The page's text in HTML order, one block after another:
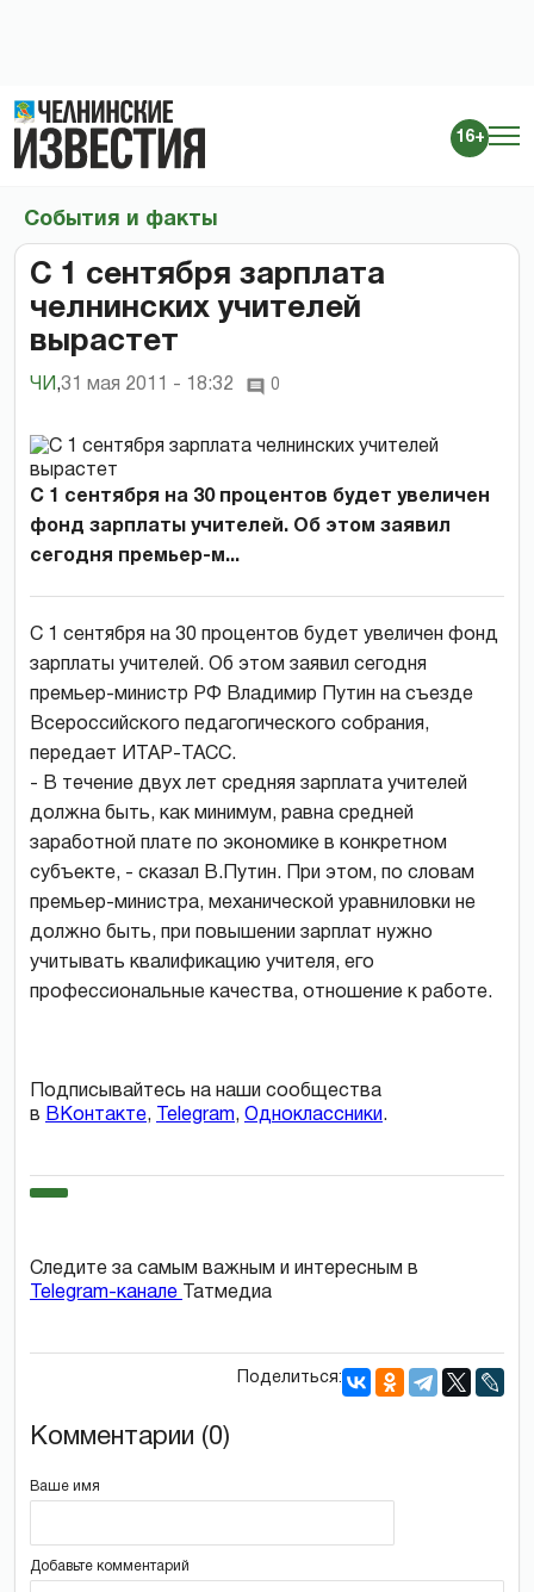
16+
События и факты
С 1 сентября зарплата
челнинских учителей
вырастет
ЧИ ,31 мая 2011 - 18:32 0
С 1 сентября на 30 процентов будет увеличен
фонд зарплаты учителей. Об этом заявил
сегодня премьер-м...
С 1 сентября на 30 процентов будет увеличен фонд
зарплаты учителей. Об этом заявил сегодня
премьер-министр РФ Владимир Путин на съезде
Всероссийского педагогического собрания,
передает ИТАР-ТАСС.
- В течение двух лет средняя зарплата учителей
должна быть, как минимум, равна средней
заработной плате по экономике в конкретном
субъекте, - сказал В.Путин. При этом, по словам
премьер-министра, механической уравниловки не
должно быть, при повышении зарплат нужно
учитывать квалификацию учителя, его
профессиональные качества, отношение к работе.
Подписывайтесь на наши сообщества
в ВКонтакте, Telegram, Одноклассники.
Следите за самым важным и интересным в
Telegram-канале
Татмедиа
Поделиться:
Комментарии (0)
Ваше имя
Добавьте комментарий